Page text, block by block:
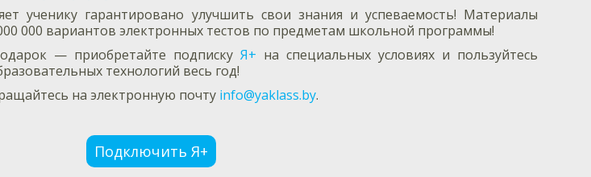
ученику гарантировано улучшить свои знания и успеваемость! Материалы
000 вариантов электронных тестов по предметам школьной программы!
— приобретайте подписку Я+ на специальных условиях и пользуйтесь
технологий весь год!
на электронную почту info@yaklass.by.
Подключить Я+